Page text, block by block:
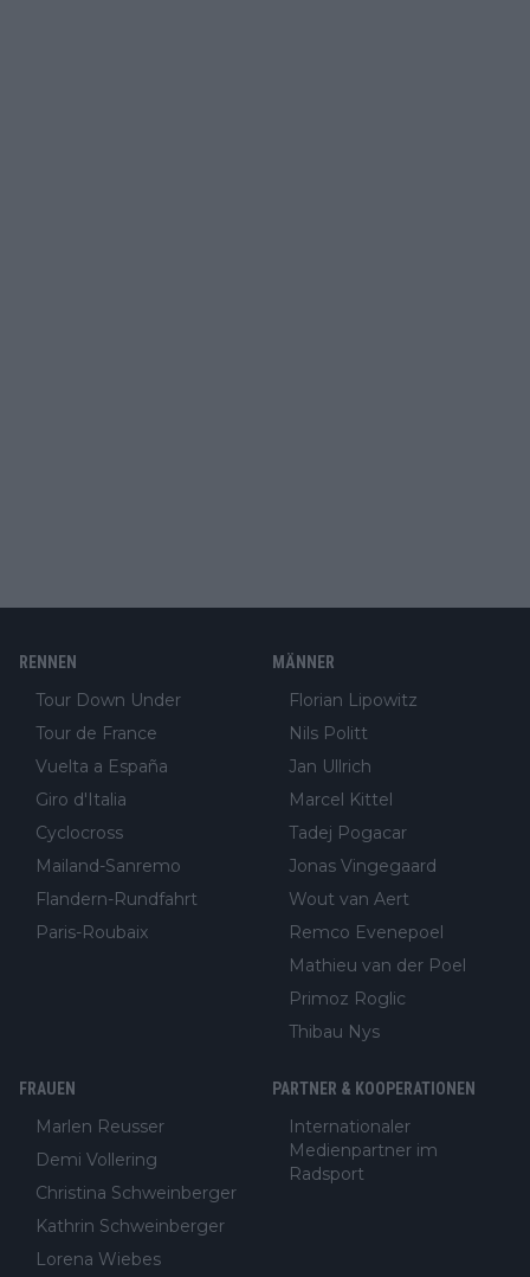
RENNEN
Tour Down Under
Tour de France
Vuelta a España
Giro d'Italia
Cyclocross
Mailand-Sanremo
Flandern-Rundfahrt
Paris-Roubaix
MÄNNER
Florian Lipowitz
Nils Politt
Jan Ullrich
Marcel Kittel
Tadej Pogacar
Jonas Vingegaard
Wout van Aert
Remco Evenepoel
Mathieu van der Poel
Primoz Roglic
Thibau Nys
FRAUEN
Marlen Reusser
Demi Vollering
Christina Schweinberger
Kathrin Schweinberger
Lorena Wiebes
PARTNER & KOOPERATIONEN
Internationaler
Medienpartner im
Radsport